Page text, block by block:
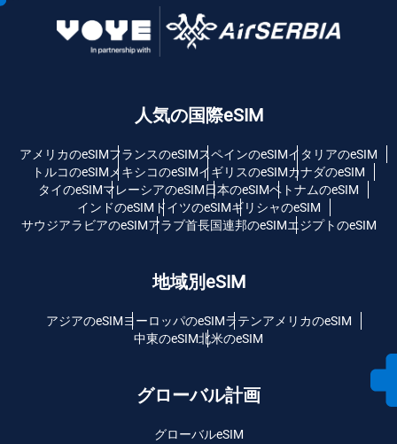
人気の国際eSIM
アメリカのeSIMフランスのeSIMスペインのeSIMイタリアのeSIM
トルコのeSIM メキシコのeSIMイギリスのeSIMカナダのeSIM
タイのeSIMマレーシアのeSIM日本のeSIMベトナムのeSIM
インドのeSIM ドイツのeSIMギリシャのeSIM
サウジアラビアのeSIMアラブ首長国連邦のeSIMエジプトのeSIM
地域別eSIM
アジアのeSIMヨーロッパのeSIMラテンアメリカのeSIM
中東のeSIM北米のeSIM
グローバル計画
グローバルeSIM